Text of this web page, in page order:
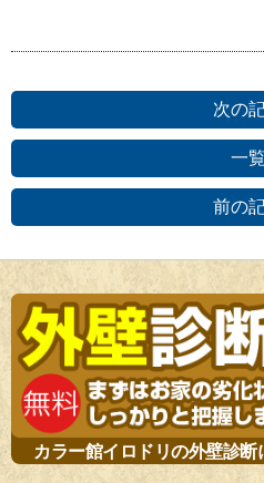
次の
一覧
前の
カラー館イロドリの外壁診断